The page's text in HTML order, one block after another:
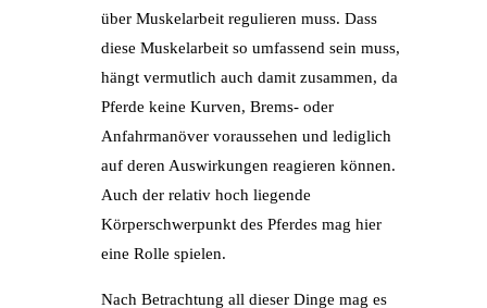
über Muskelarbeit regulieren muss. Dass
diese Muskelarbeit so umfassend sein muss,
hängt vermutlich auch damit zusammen, da
Pferde keine Kurven, Brems- oder
Anfahrmanöver voraussehen und lediglich
auf deren Auswirkungen reagieren können.
Auch der relativ hoch liegende
Körperschwerpunkt des Pferdes mag hier
eine Rolle spielen.
Nach Betrachtung all dieser Dinge mag es